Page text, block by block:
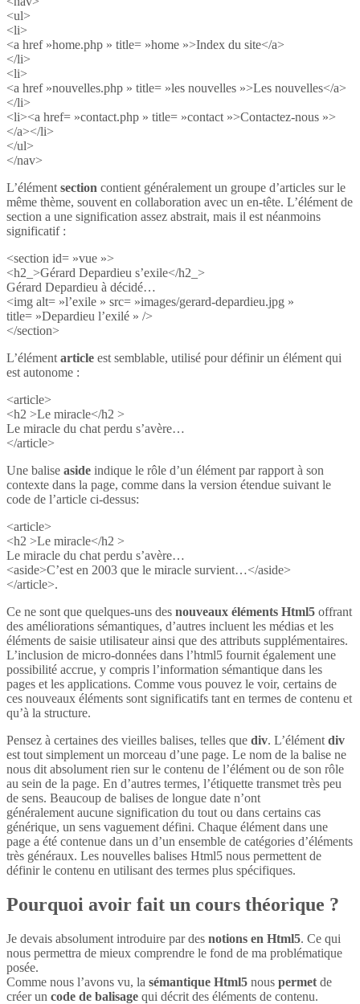
<ul>
<li>
<a href »home.php » title= »home »>Index du site</a>
</li>
<li>
<a href »nouvelles.php » title= »les nouvelles »>Les nouvelles</a>
</li>
<li><a href= »contact.php » title= »contact »>Contactez-nous »>
</a></li>
</ul>
</nav>
L’élément section contient généralement un groupe d’articles sur le
même thème, souvent en collaboration avec un en-tête. L’élément de
section a une signification assez abstrait, mais il est néanmoins
significatif :
<section id= »vue »>
<h2_>Gérard Depardieu s’exile</h2_>
Gérard Depardieu à décidé…
<img alt= »l’exile » src= »images/gerard-depardieu.jpg »
title= »Depardieu l’exilé » />
</section>
L’élément article est semblable, utilisé pour définir un élément qui
est autonome :
<article>
<h2 >Le miracle</h2 >
Le miracle du chat perdu s’avère…
</article>
Une balise aside indique le rôle d’un élément par rapport à son
contexte dans la page, comme dans la version étendue suivant le
code de l’article ci-dessus:
<article>
<h2 >Le miracle</h2 >
Le miracle du chat perdu s’avère…
<aside>C’est en 2003 que le miracle survient…</aside>
</article>.
Ce ne sont que quelques-uns des nouveaux éléments Html5 offrant
des améliorations sémantiques, d’autres incluent les médias et les
éléments de saisie utilisateur ainsi que des attributs supplémentaires.
L’inclusion de micro-données dans l’html5 fournit également une
possibilité accrue, y compris l’information sémantique dans les
pages et les applications. Comme vous pouvez le voir, certains de
ces nouveaux éléments sont significatifs tant en termes de contenu et
qu’à la structure.
Pensez à certaines des vieilles balises, telles que div. L’élément div
est tout simplement un morceau d’une page. Le nom de la balise ne
nous dit absolument rien sur le contenu de l’élément ou de son rôle
au sein de la page. En d’autres termes, l’étiquette transmet très peu
de sens. Beaucoup de balises de longue date n’ont
généralement aucune signification du tout ou dans certains cas
générique, un sens vaguement défini. Chaque élément dans une
page a été contenue dans un d’un ensemble de catégories d’éléments
très généraux. Les nouvelles balises Html5 nous permettent de
définir le contenu en utilisant des termes plus spécifiques.
Pourquoi avoir fait un cours théorique ?
Je devais absolument introduire par des notions en Html5. Ce qui
nous permettra de mieux comprendre le fond de ma problématique
posée.
Comme nous l’avons vu, la sémantique Html5 nous permet de
créer un code de balisage qui décrit des éléments de contenu.